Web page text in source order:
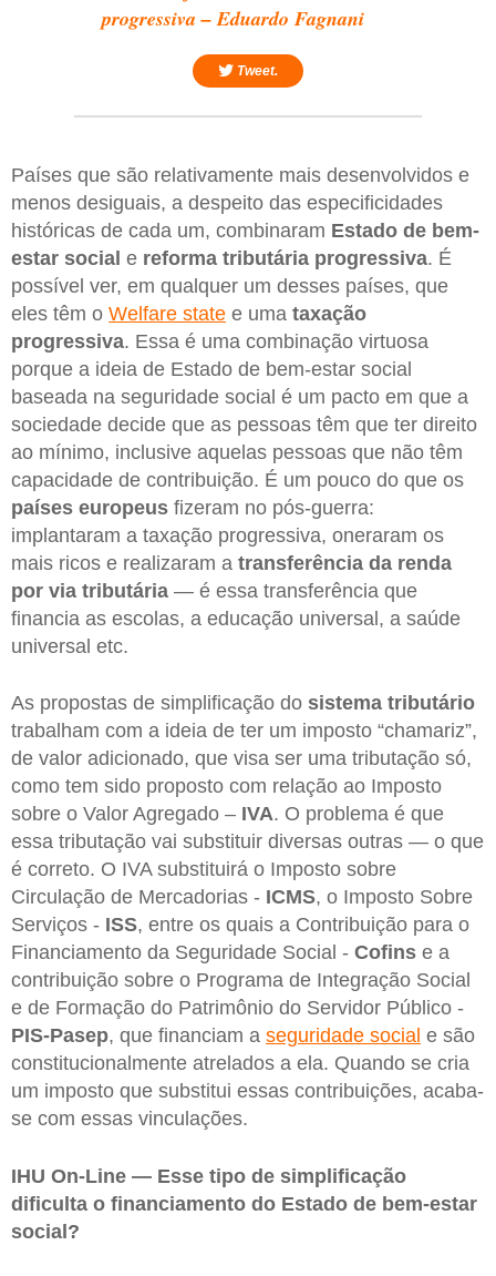
progressiva – Eduardo Fagnani
Tweet.
Países que são relativamente mais desenvolvidos e
menos desiguais, a despeito das especificidades
históricas de cada um, combinaram Estado de bem-
estar social e reforma tributária progressiva. É
possível ver, em qualquer um desses países, que
eles têm o Welfare state e uma taxação
progressiva. Essa é uma combinação virtuosa
porque a ideia de Estado de bem-estar social
baseada na seguridade social é um pacto em que a
sociedade decide que as pessoas têm que ter direito
ao mínimo, inclusive aquelas pessoas que não têm
capacidade de contribuição. É um pouco do que os
países europeus fizeram no pós-guerra:
implantaram a taxação progressiva, oneraram os
mais ricos e realizaram a transferência da renda
por via tributária — é essa transferência que
financia as escolas, a educação universal, a saúde
universal etc.
As propostas de simplificação do sistema tributário
trabalham com a ideia de ter um imposto “chamariz”,
de valor adicionado, que visa ser uma tributação só,
como tem sido proposto com relação ao Imposto
sobre o Valor Agregado – IVA. O problema é que
essa tributação vai substituir diversas outras — o que
é correto. O IVA substituirá o Imposto sobre
Circulação de Mercadorias - ICMS, o Imposto Sobre
Serviços - ISS, entre os quais a Contribuição para o
Financiamento da Seguridade Social - Cofins e a
contribuição sobre o Programa de Integração Social
e de Formação do Patrimônio do Servidor Público -
PIS-Pasep, que financiam a seguridade social e são
constitucionalmente atrelados a ela. Quando se cria
um imposto que substitui essas contribuições, acaba-
se com essas vinculações.
IHU On-Line — Esse tipo de simplificação
dificulta o financiamento do Estado de bem-estar
social?